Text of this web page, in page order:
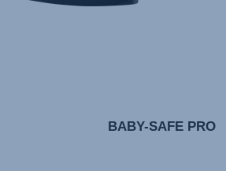
BABY-SAFE PRO